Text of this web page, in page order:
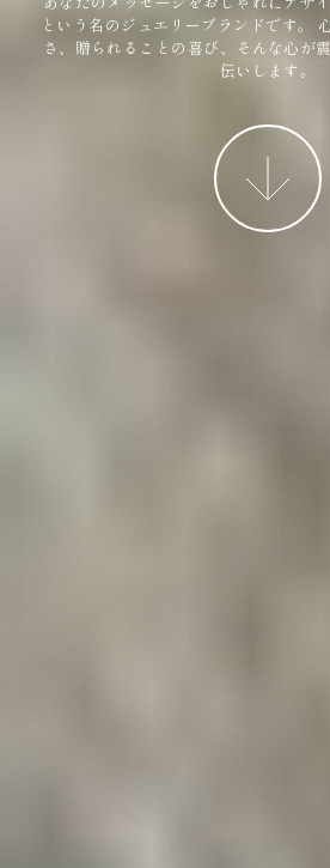
という名のジュエリーブランドです。
さ、贈られることの喜び、そんな心が
伝いします。